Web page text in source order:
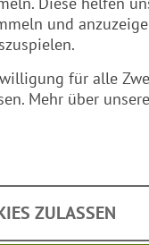
und
für alle
Mehr über
ZULASSEN